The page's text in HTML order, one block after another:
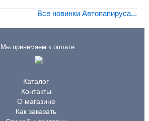
Все новинки Автопапируса...
Мы принимаем к оплате:
Каталог
Контакты
О магазине
Как заказать